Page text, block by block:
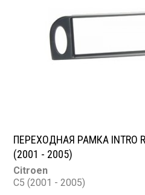
ПЕРЕХОДНАЯ РАМКА INTRO
(2001 - 2005)
Citroen
C5 (2001 - 2005)